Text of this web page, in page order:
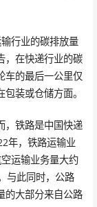
行业的碳排放量
，在快递行业的碳
车的最后一公里仅
装或仓储方面。
，铁路是中国快递
年，铁路运输业
运输业务量大约
与此同时，公路
的大部分来自公路